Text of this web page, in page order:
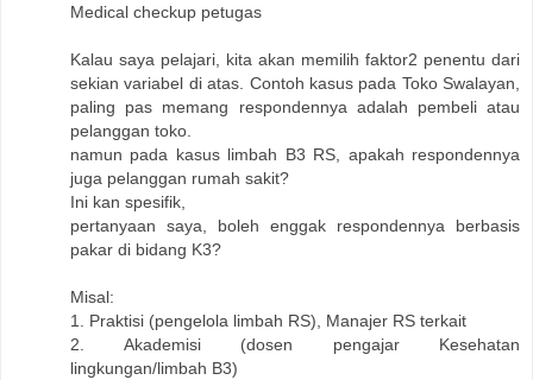
Medical checkup petugas
Kalau saya pelajari, kita akan memilih faktor2 penentu dari
sekian variabel di atas. Contoh kasus pada Toko Swalayan,
paling pas memang respondennya adalah pembeli atau
pelanggan toko.
namun pada kasus limbah B3 RS, apakah respondennya
juga pelanggan rumah sakit?
Ini kan spesifik,
pertanyaan saya, boleh enggak respondennya berbasis
pakar di bidang K3?
Misal:
1. Praktisi (pengelola limbah RS), Manajer RS terkait
2. Akademisi (dosen pengajar Kesehatan
lingkungan/limbah B3)